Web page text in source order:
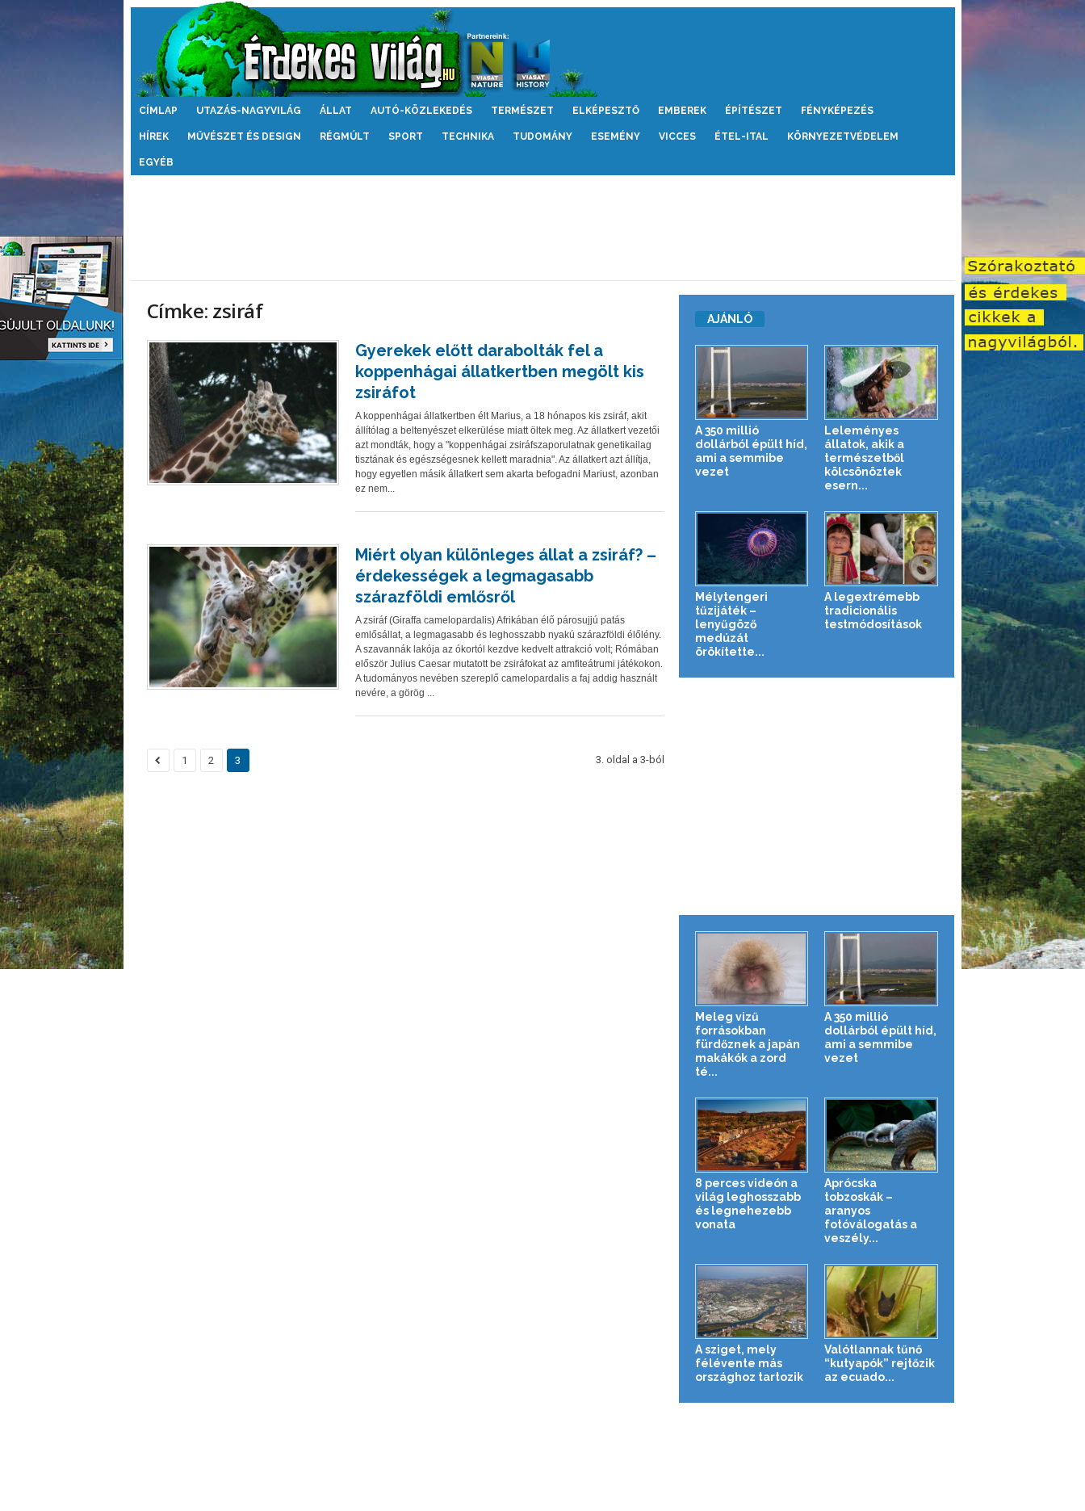
Érdekes
CÍMLAP UTAZÁS-NAGYVILÁG ÁLLAT AUTÓ-KÖZLEKEDÉS TERMÉSZET ELKÉPESZTŐ EMBEREK ÉPÍTÉSZET FÉNYKÉPEZÉS
HÍREK MŰVÉSZET ÉS DESIGN RÉGMÚLT SPORT TECHNIKA TUDOMÁNY ESEMÉNY VICCES ÉTEL-ITAL KÖRNYEZETVÉDELEM
EGYÉB
Címke: zsiráf
Gyerekek előtt darabolták fel a
koppenhágai állatkertben megölt kis
zsiráfot
A koppenhágai állatkertben élt Marius, a 18 hónapos kis zsiráf, akit
állítólag a beltenyészet elkerülése miatt öltek meg. Az állatkert vezetői
azt mondták, hogy a "koppenhágai zsiráfszaporulatnak genetikailag
tisztának és egészségesnek kellett maradnia". Az állatkert azt állítja,
hogy egyetlen másik állatkert sem akarta befogadni Mariust, azonban
ez nem...
Miért olyan különleges állat a zsiráf? –
érdekességek a legmagasabb
szárazföldi emlősről
A zsiráf (Giraffa camelopardalis) Afrikában élő párosujjú patás
emlősállat, a legmagasabb és leghosszabb nyakú szárazföldi élőlény.
A szavannák lakója az ókortól kezdve kedvelt attrakció volt; Rómában
először Julius Caesar mutatott be zsiráfokat az amfiteátrumi játékokon.
A tudományos nevében szereplő camelopardalis a faj addig használt
nevére, a görög ...
1 2 3 3. oldal a 3-ból
AJÁNLÓ
A 350 millió
dollárból épült híd,
ami a semmibe
vezet
Leleményes
állatok, akik a
természetből
kölcsönöztek
esern...
Mélytengeri
tűzijáték –
lenyűgöző
medúzát
örökítette...
A legextrémebb
tradicionális
testmódosítások
Meleg vizű
forrásokban
fürdőznek a japán
makákók a zord
té...
A 350 millió
dollárból épült híd,
ami a semmibe
vezet
8 perces videón a
világ leghosszabb
és legnehezebb
vonata
Aprócska
tobzoskák –
aranyos
fotóválogatás a
veszély...
A sziget, mely
félévente más
országhoz tartozik
Valótlannak tűnő
“kutyapók” rejtőzik
az ecuado...